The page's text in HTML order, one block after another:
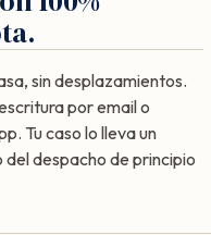
sin desplazamientos.
por email o
Tu caso lo lleva un
despacho de principio